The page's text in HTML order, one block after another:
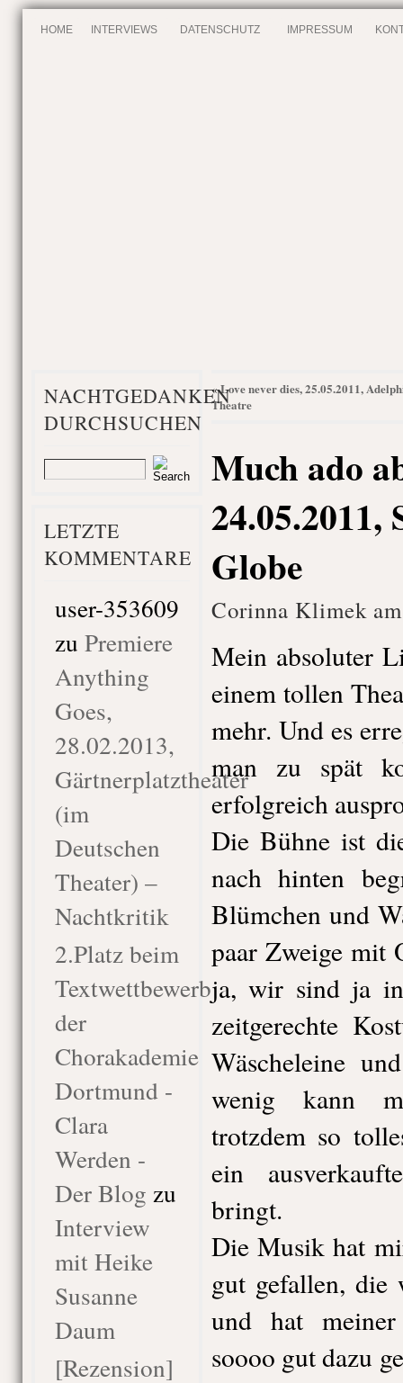
HOME INTERVIEWS DATENSCHUTZ IMPRESSUM
NACHTGEDANKEN
DURCHSUCHEN
LETZTE
KOMMENTARE
user-353609
zu Premiere
Anything
Goes,
28.02.2013,
Gärtnerplatztheater
(im
Deutschen
Theater) –
Nachtkritik
2.Platz beim
Textwettbewerb
der
Chorakademie
Dortmund -
Clara
Werden -
Der Blog zu
Interview
mit Heike
Susanne
Daum
[Rezension]
«Love never dies, 25.05.2011,
Theatre
Much ado
24.05.2011,
Globe
Corinna Klimek
Mein absoluter
einem tollen
mehr. Und es
man zu spät
erfolgreich
Die Bühne ist
nach hinten
Blümchen und
paar Zweige mit
ja, wir sind ja in
zeitgerechte
Wäscheleine
wenig kann
trotzdem so
ein
bringt.
Die Musik hat
gut gefallen, die
und hat
soooo gut dazu